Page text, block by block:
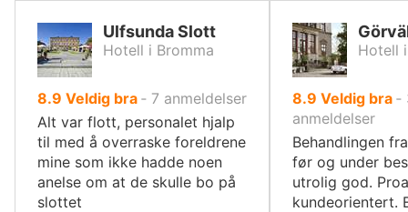
Ulfsunda Slott
Hotell i Bromma
8.9 av
10,
Veldig bra ‐ 7 anmeldelser
Alt var flott, personalet hjalp
til med å overraske foreldrene
mine som ikke hadde noen
anelse om at de skulle bo på
slottet
Hotell
8.9 av
10,
Veldig bra ‐
anmeldelser
Behandlingen
før og under
utrolig god.
kundeorientert.